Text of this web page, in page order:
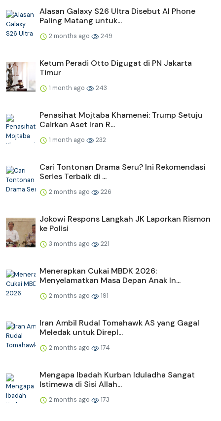
Alasan Galaxy S26 Ultra Disebut AI Phone
Paling Matang untuk...
2 months ago 249
Ketum Peradi Otto Digugat di PN Jakarta
Timur
1 month ago 243
Penasihat Mojtaba Khamenei: Trump Setuju
Cairkan Aset Iran R...
1 month ago 232
Cari Tontonan Drama Seru? Ini Rekomendasi
Series Terbaik di ...
2 months ago 226
Jokowi Respons Langkah JK Laporkan Rismon
ke Polisi
3 months ago 221
Menerapkan Cukai MBDK 2026:
Menyelamatkan Masa Depan Anak In...
2 months ago 191
Iran Ambil Rudal Tomahawk AS yang Gagal
Meledak untuk Direpl...
2 months ago 174
Mengapa Ibadah Kurban Iduladha Sangat
Istimewa di Sisi Allah...
2 months ago 173